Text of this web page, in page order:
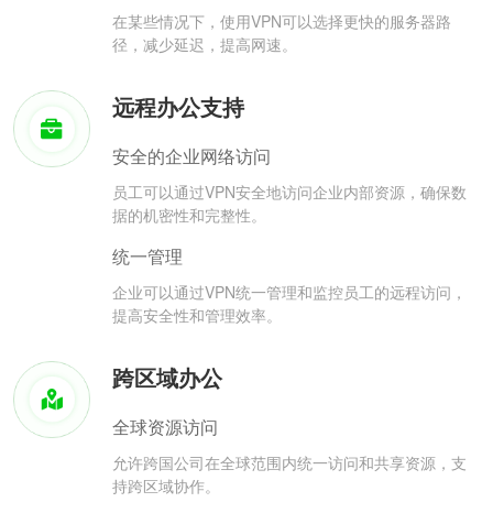
在某些情况下，使用VPN可以选择更快的服务器路
径，减少延迟，提高网速。
远程办公支持
安全的企业网络访问
员工可以通过VPN安全地访问企业内部资源，确保数
据的机密性和完整性。
统一管理
企业可以通过VPN统一管理和监控员工的远程访问，
提高安全性和管理效率。
跨区域办公
全球资源访问
允许跨国公司在全球范围内统一访问和共享资源，支
持跨区域协作。